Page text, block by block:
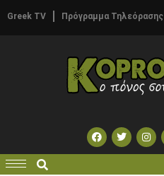
Greek TV Πρόγραμμα Τηλεόρασης